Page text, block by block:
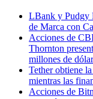
LBank y Pudgy
de Marca con
Acciones de
Thornton
millones de
Tether obtiene
mientras las
Acciones de